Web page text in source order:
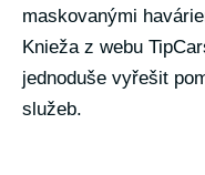
maskovanými
Knieža z webu
jednoduše vyřešit
služeb.